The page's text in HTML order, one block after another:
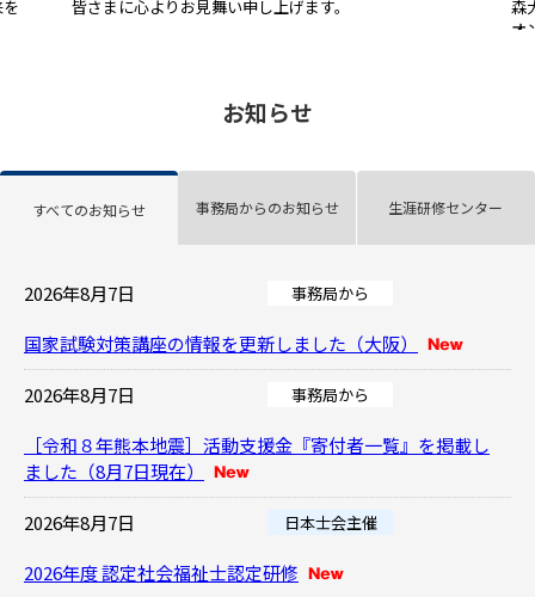
皆さまに心よりお見舞い申し上げます。
森
オ
お知らせ
すべてのお知らせ 事務局からのお知らせ 生涯研修センター
2026年8月7日 事務局から
国家試験対策講座の情報を更新しました（大阪）
2026年8月7日 事務局から
［令和８年熊本地震］活動支援金『寄付者一覧』を掲載し
ました（8月7日現在）
2026年8月7日 日本士会主催
2026年度 認定社会福祉士認定研修